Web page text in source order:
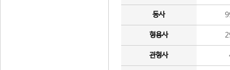
동사
형용사
관형사